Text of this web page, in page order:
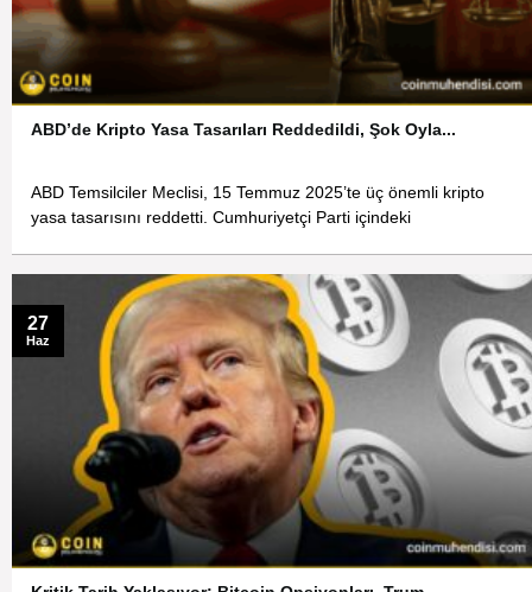
ABD’de Kripto Yasa Tasarıları Reddedildi, Şok Oyla...
ABD Temsilciler Meclisi, 15 Temmuz 2025’te üç önemli kripto
yasa tasarısını reddetti. Cumhuriyetçi Parti içindeki
27
Haz